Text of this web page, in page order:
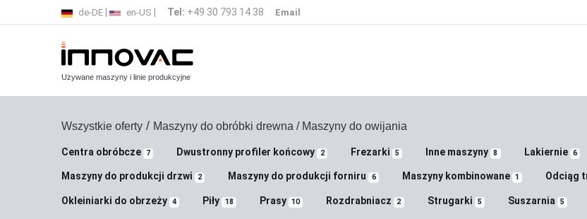
de-DE en-US Tel: +49 30 793 14 38 Email
Używane maszyny i linie produkcyjne
Wszystkie oferty / Maszyny do obróbki drewna / Maszyny do owijania
Centra obróbcze 7 Dwustronny profiler końcowy 2 Frezarki 5 Inne maszyny 8 Lakiernie 6
Maszyny do produkcji drzwi 2 Maszyny do produkcji forniru 6 Maszyny kombinowane 1 Odciąg
Okleiniarki do obrzeży 4 Piły 18 Prasy 10 Rozdrabniacz 2 Strugarki 5 Suszarnia 5